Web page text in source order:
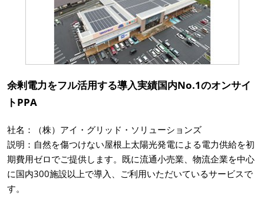
余剰電力をフル活用する導入実績国内No.1のオンサイ
トPPA
社名：（株）アイ・グリッド・ソリューションズ
説明：自然を傷つけない屋根上太陽光発電による電力供給を初
期費用ゼロでご提供します。既に流通小売業、物流企業を中心
に国内300施設以上で導入、ご利用いただいているサービスで
す。